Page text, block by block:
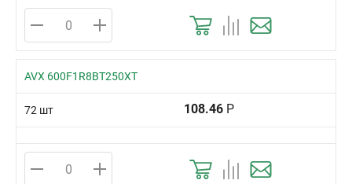
AVX 600F1R8BT250XT
72 шт 108.46 Р